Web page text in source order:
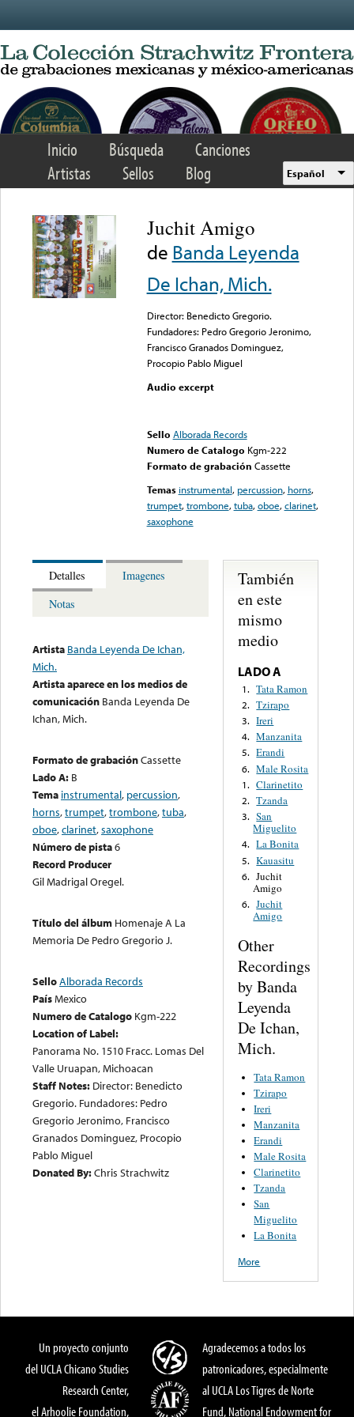
Inicio Búsqueda
Canciones
Artistas
Sellos Blog Español
Juchit Amigo
de Banda Leyenda
De Ichan, Mich.
Director: Benedicto Gregorio.
Fundadores: Pedro Gregorio Jeronimo,
Francisco Granados Dominguez,
Procopio Pablo Miguel
Audio excerpt
Sello Alborada Records
Numero de Catalogo Kgm-222
Formato de grabación Cassette
Temas instrumental, percussion, horns,
trumpet,trombone,tuba,oboe,clarinet,
saxophone
Detalles
Imagenes
Notas
Artista Banda Leyenda De Ichan,
Mich.
Artista aparece en los medios de
comunicación Banda Leyenda De
Ichan, Mich.
Formato de grabaciónCassette
Lado A: B
Tema instrumental, percussion,
horns,trumpet,trombone,tuba,
oboe,clarinet,saxophone
Número de pista6
Record Producer
Gil Madrigal Oregel.
Título del álbum Homenaje A La
Memoria De Pedro Gregorio J.
SelloAlborada Records
PaísMexico
Numero de Catalogo Kgm-222
Location of Label:
Panorama No. 1510 Fracc. Lomas Del
Valle Uruapan, Michoacan
Staff Notes: Director: Benedicto
Gregorio. Fundadores: Pedro
Gregorio Jeronimo, Francisco
Granados Dominguez, Procopio
Pablo Miguel
Donated By:Chris Strachwitz
También
en este
mismo
medio
LADO A
1. Tata Ramon
2. Tzirapo
3. Ireri
4. Manzanita
5. Erandi
6. Male Rosita
1. Clarinetito
2. Tzanda
3. San
Miguelito
4. La Bonita
5. Kauasitu
6. Juchit
Amigo
6. Juchit
Amigo
Other
Recordings
by Banda
Leyenda
De Ichan,
Mich.
Tata Ramon
Tzirapo
Ireri
Manzanita
Erandi
Male Rosita
Clarinetito
Tzanda
San
Miguelito
La Bonita
More
Un proyecto conjunto
del UCLA Chicano Studies
Research Center,
el Arhoolie Foundation,
Agradecemos a todos los
patronicadores, especialmente
al UCLA Los Tigres de Norte
Fund, National Endowment for